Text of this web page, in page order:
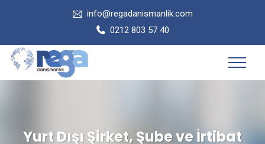
info@regadanismanlik.com
0212 803 57 40
Yurt Dışı Şirket, Şube ve İrtibat